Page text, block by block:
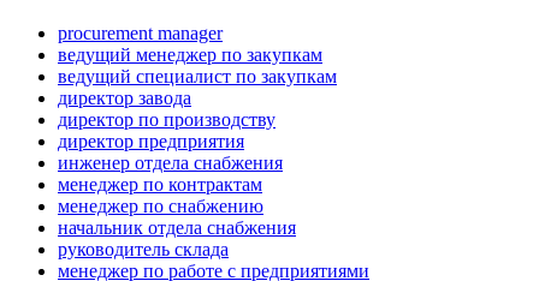
procurement manager
ведущий менеджер по закупкам
ведущий специалист по закупкам
директор завода
директор по производству
директор предприятия
инженер отдела снабжения
менеджер по контрактам
менеджер по снабжению
начальник отдела снабжения
руководитель склада
менеджер по работе с предприятиями